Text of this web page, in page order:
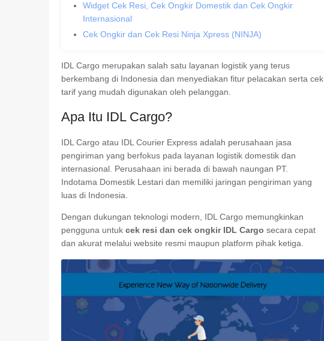
Widget Cek Resi, Cek Ongkir Domestik dan Cek Ongkir
Internasional
Cek Ongkir dan Cek Resi Ninja Xpress (NINJA)
IDL Cargo merupakan salah satu layanan logistik yang terus
berkembang di Indonesia dan menyediakan fitur pelacakan serta cek
tarif yang mudah digunakan oleh pelanggan.
Apa Itu IDL Cargo?
IDL Cargo atau IDL Courier Express adalah perusahaan jasa
pengiriman yang berfokus pada layanan logistik domestik dan
internasional. Perusahaan ini berada di bawah naungan PT.
Indotama Domestik Lestari dan memiliki jaringan pengiriman yang
luas di Indonesia.
Dengan dukungan teknologi modern, IDL Cargo memungkinkan
pengguna untuk cek resi dan cek ongkir IDL Cargo secara cepat
dan akurat melalui website resmi maupun platform pihak ketiga.